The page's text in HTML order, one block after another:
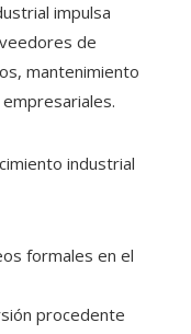
impulsa
de
mantenimiento
industrial
formales en el
procedente